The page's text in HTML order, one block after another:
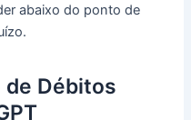
abaixo do ponto de
de Débitos